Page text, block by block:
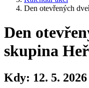
Den otevřených
Den
skupina
Kdy: 12. 5.